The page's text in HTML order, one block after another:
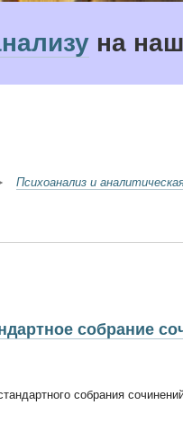
на
Психоанализ и
собрание
собрания